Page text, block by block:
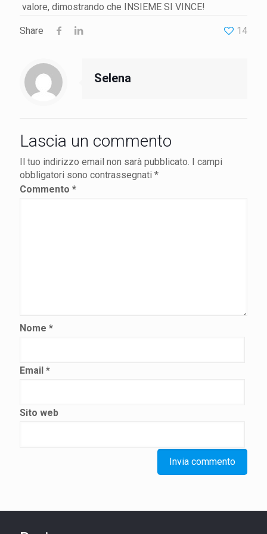
valore, dimostrando che INSIEME SI VINCE!
Share 14
Selena
Lascia un commento
Il tuo indirizzo email non sarà pubblicato. I campi
obbligatori sono contrassegnati *
Commento *
Nome *
Email *
Sito web